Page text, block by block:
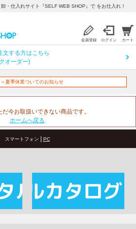
・仕入れサイト『SELF WEB SHOP』で をお仕入れ！
会員登録 ログイン カート
文する方はこちら
オーダー)
＞夏季休業ついてのお知らせ
今お取扱いできない商品です。
ホームへ戻る
スマートフォン | PC